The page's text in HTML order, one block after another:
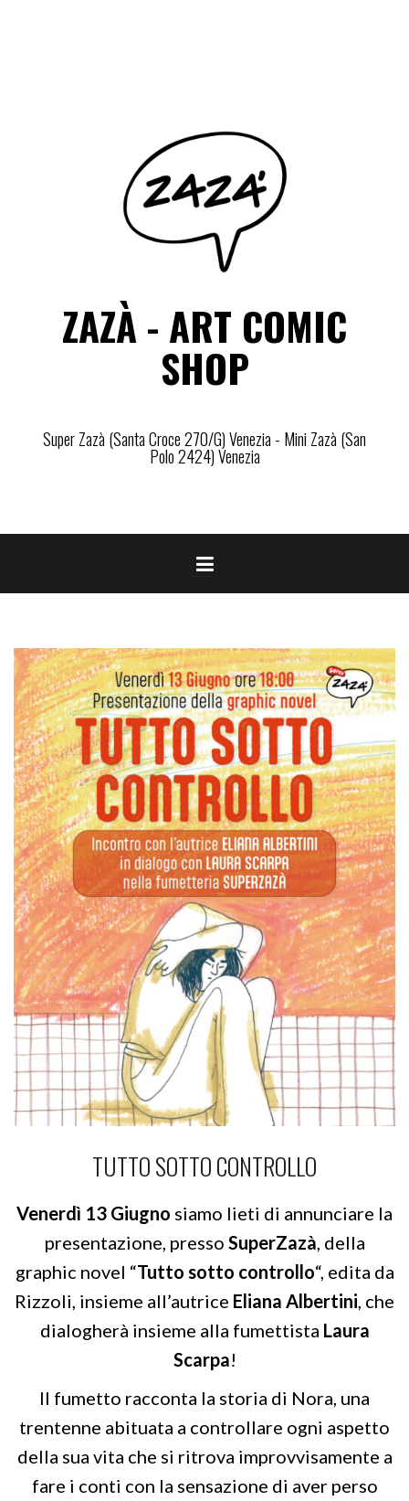
ZAZÀ - ART COMIC
SHOP
Super Zazà (Santa Croce 270/G) Venezia - Mini Zazà (San
Polo 2424) Venezia
TUTTO SOTTO CONTROLLO
Venerdì 13 Giugno siamo lieti di annunciare la
presentazione, presso SuperZazà , della
graphic novel “Tutto sotto controllo“, edita da
Rizzoli, insieme all’autrice Eliana Albertini , che
dialogherà insieme alla fumettista Laura
Scarpa!
Il fumetto racconta la storia di Nora, una
trentenne abituata a controllare ogni aspetto
della sua vita che si ritrova improvvisamente a
fare i conti con la sensazione di aver perso